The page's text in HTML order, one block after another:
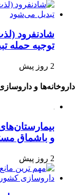
شادنفرود
توجیه حمله
2 روز پیش
داروخانه‌ها و
و باشماق
2 روز پیش